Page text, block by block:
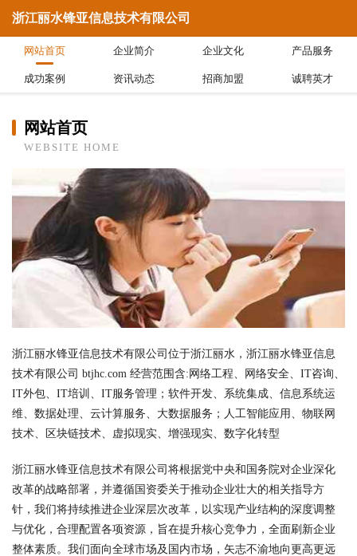
浙江丽水锋亚信息技术有限公司
网站首页 企业简介 企业文化 产品服务
成功案例 资讯动态 招商加盟 诚聘英才
网站首页
WEBSITE HOME
浙江丽水锋亚信息技术有限公司位于浙江丽水，浙江丽水锋亚信息
技术有限公司 btjhc.com 经营范围含:网络工程、网络安全、IT咨询、
IT外包、IT培训、IT服务管理；软件开发、系统集成、信息系统运
维、数据处理、云计算服务、大数据服务；人工智能应用、物联网
技术、区块链技术、虚拟现实、增强现实、数字化转型
浙江丽水锋亚信息技术有限公司将根据党中央和国务院对企业深化
改革的战略部署，并遵循国资委关于推动企业壮大的相关指导方
针，我们将持续推进企业深层次改革，以实现产业结构的深度调整
与优化，合理配置各项资源，旨在提升核心竞争力，全面刷新企业
整体素质。我们面向全球市场及国内市场，矢志不渝地向更高更远